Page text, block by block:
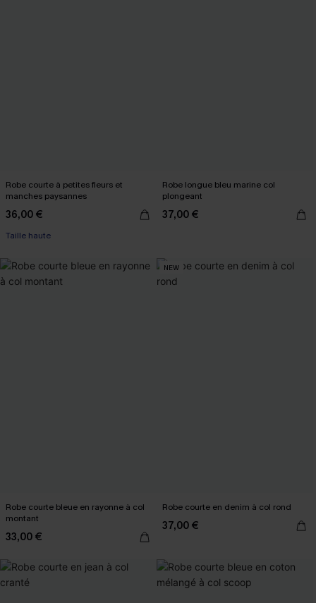
Robe courte à petites fleurs et
manches paysannes
36,00 €
Taille haute
Robe longue bleu marine col
plongeant
37,00 €
Robe courte bleue en rayonne à col
montant
33,00 €
NEW
Robe courte en denim à col rond
37,00 €